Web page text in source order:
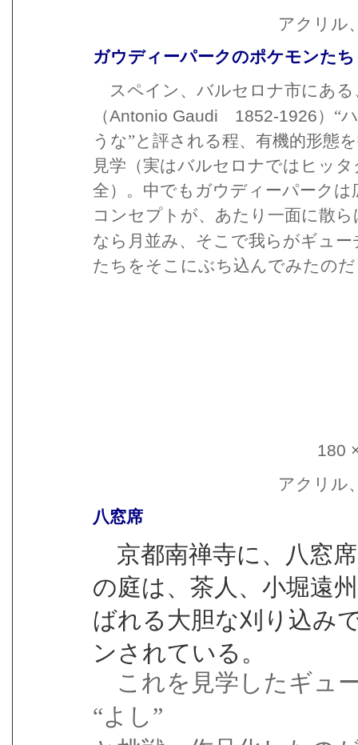
アクリル
ガウディーパークのポケモンたち
スペイン、バルセロナ市にある
（Antonio Gaudi 1852-1926）“
うな”と評される程、有機的形態
見学（実はバルセロナではヒッ
全）。中でもガウディーパーク
コンセプトが、あたり一面に散
なら月並み、そこで我らがギュ
たちをそこにぶち込んでみたの
180
アクリル
八窓席
京都南禅寺に、八窓
の庭は、茶人、小堀遠
ばれる大胆な刈り込み
ンされている。
これを見学したギュ
“よし”